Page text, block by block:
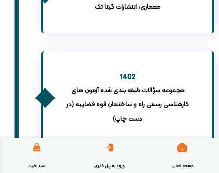
معماری، انتشارات گیتا تک
1402
مجموعه سؤالات طبقه بندی شده آزمون های
کارشناسی رسمی راه و ساختمان قوه قضاییه (در
دست چاپ)
صفحه اصلی ورود به پنل کابری سبد خرید